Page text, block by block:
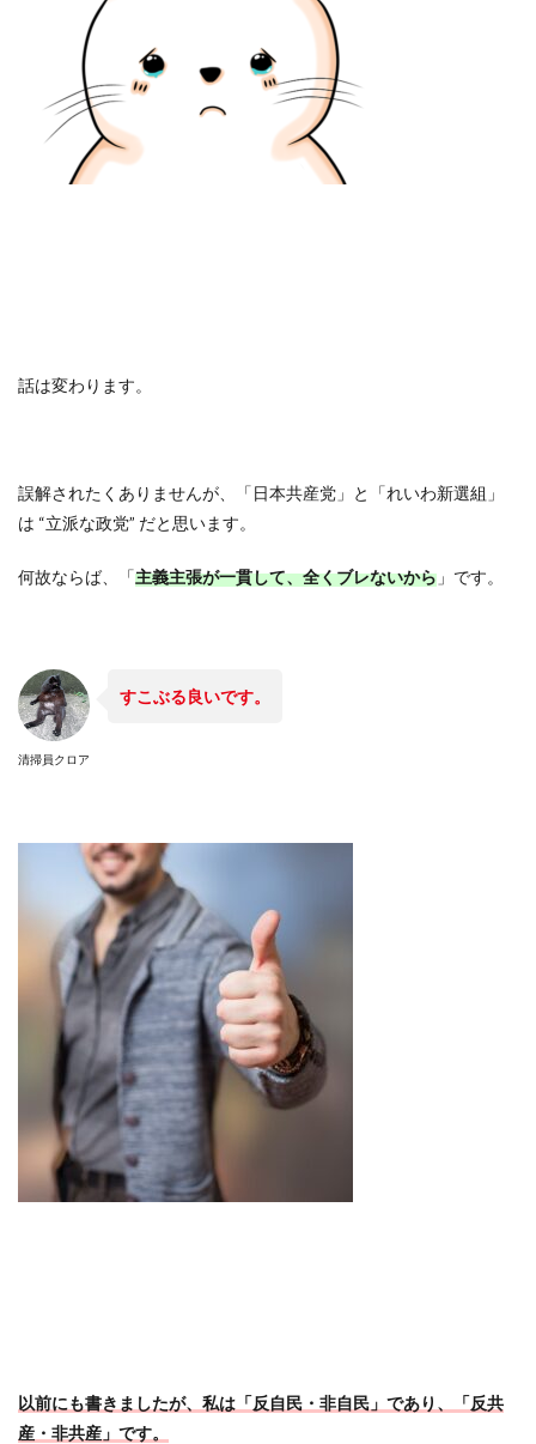
話は変わります。
誤解されたくありませんが、「日本共産党」と「れいわ新選組」
は “立派な政党” だと思います。
何故ならば、「主義主張が一貫して、全くブレないから 」です。
清掃員クロア
すこぶる良いです。
以前にも書きましたが、私は「反自民・非自民」であり、「反共
産・非共産」です。